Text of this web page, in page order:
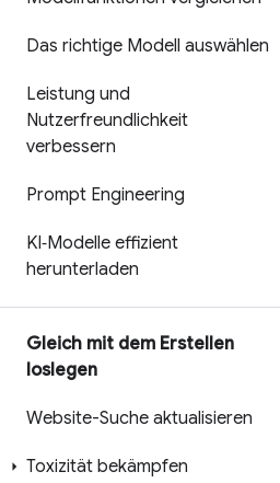
Das richtige Modell auswählen
Leistung und
Nutzerfreundlichkeit
verbessern
Prompt Engineering
KI‑Modelle effizient
herunterladen
Gleich mit dem Erstellen
loslegen
Website-Suche aktualisieren
Toxizität bekämpfen